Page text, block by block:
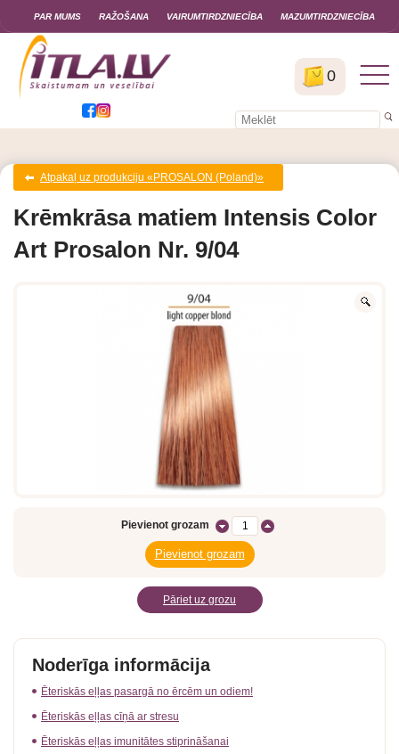
0
PAR MUMS RAŽOŠANA VAIRUMTIRDZNIECĪBA MAZUMTIRDZNIECĪBA
Atpakaļ uz produkciju «PROSALON (Poland)»
Krēmkrāsa matiem Intensis Color
Art Prosalon Nr. 9/04
Pievienot grozam
Pāriet uz grozu
Noderīga informācija
Ēteriskās eļļas pasargā no ērcēm un odiem!
Ēteriskās eļļas cīņā ar stresu
Ēteriskās eļļas imunitātes stiprināšanai